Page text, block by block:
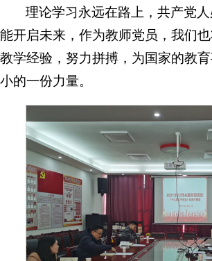
理论学习永远在路上，共产党
能开启未来，作为教师党员，我们
教学经验，努力拼搏，为国家的教
小的一份力量。